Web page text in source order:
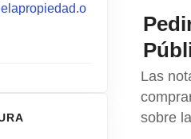
Las
sobre